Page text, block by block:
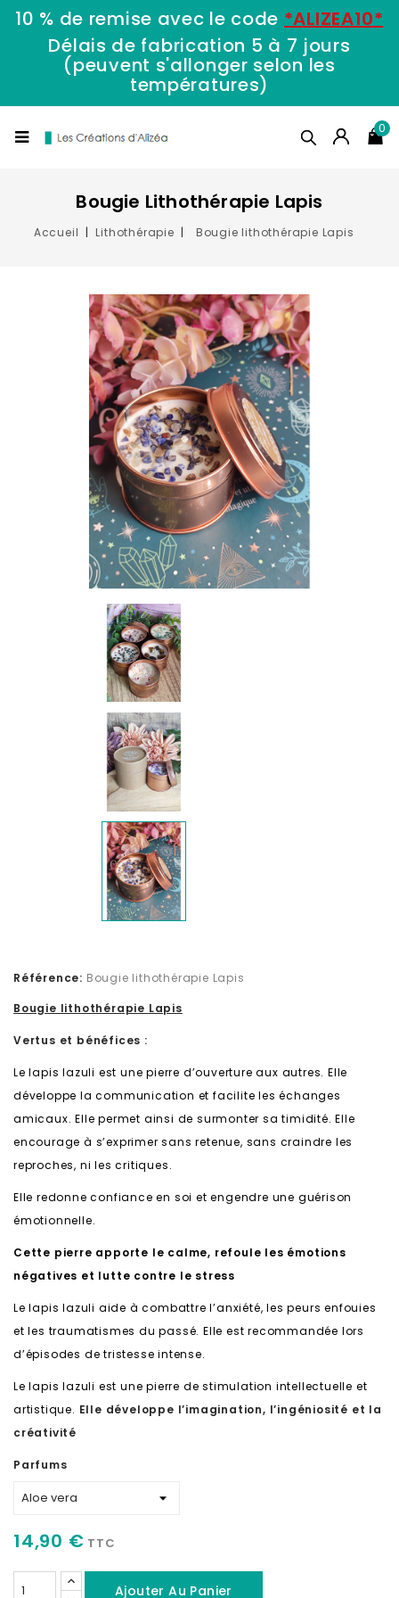
10 % de remise avec le code *ALIZEA10*
Délais de fabrication 5 à 7 jours
(peuvent s'allonger selon les
températures)
0
Bougie Lithothérapie Lapis
Accueil Lithothérapie Bougie lithothérapie Lapis
Référence: Bougie lithothérapie Lapis
Bougie lithothérapie Lapis
Vertus et bénéfices :
Le lapis lazuli est une pierre d’ouverture aux autres. Elle
développe la communication et facilite les échanges
amicaux. Elle permet ainsi de surmonter sa timidité. Elle
encourage à s’exprimer sans retenue, sans craindre les
reproches, ni les critiques.
Elle redonne confiance en soi et engendre une guérison
émotionnelle.
Cette pierre apporte le calme, refoule les émotions
négatives et lutte contre le stress
Le lapis lazuli aide à combattre l’anxiété, les peurs enfouies
et les traumatismes du passé. Elle est recommandée lors
d’épisodes de tristesse intense.
Le lapis lazuli est une pierre de stimulation intellectuelle et
artistique. Elle développe l’imagination, l’ingéniosité et la
créativité
Parfums
14,90 € TTC
Ajouter Au Panier